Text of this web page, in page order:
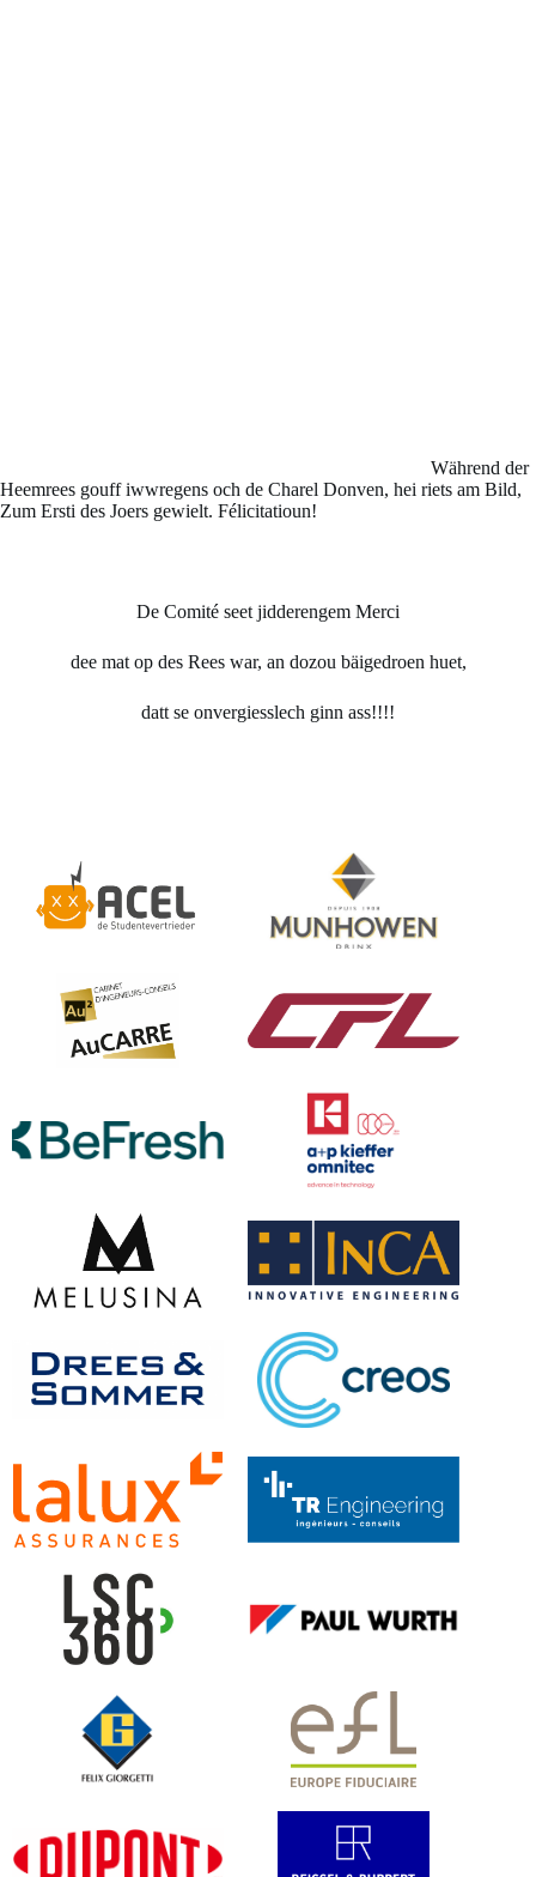
Während der
Heemrees gouff iwwregens och de Charel Donven, hei riets am Bild,
Zum Ersti des Joers gewielt. Félicitatioun!
De Comité seet jidderengem Merci
dee mat op des Rees war, an dozou bäigedroen huet,
datt se onvergiesslech ginn ass!!!!